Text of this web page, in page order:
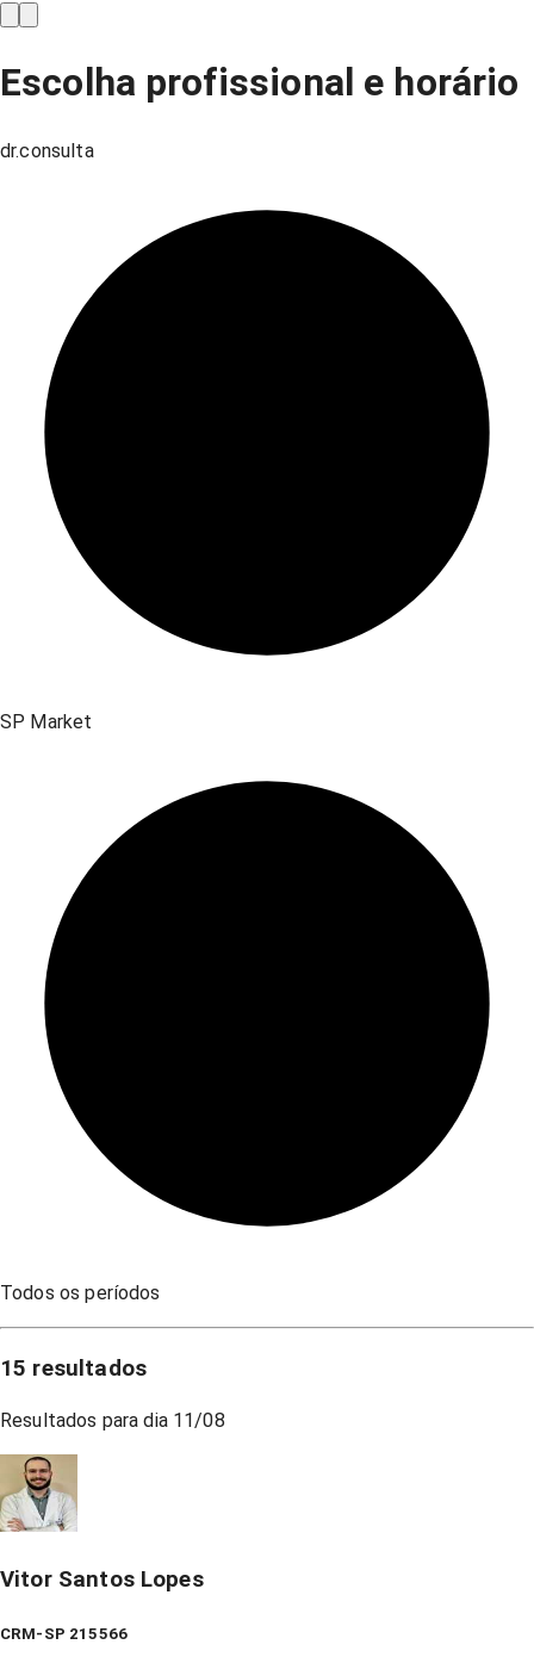
Escolha profissional e horário
dr.consulta
SP Market
Todos os períodos
15 resultados
Resultados para dia 11/08
Vitor Santos Lopes
CRM-SP 215566